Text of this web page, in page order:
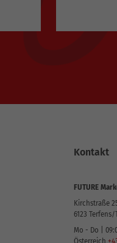
Kontakt
FUTURE
Kirchstraße
6123 Terfens/
Mo - Do |
Österreich